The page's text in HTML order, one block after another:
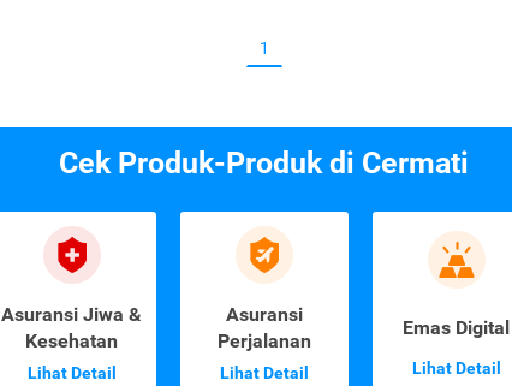
1
Cek Produk-Produk di Cermati
Asuransi Jiwa &
Kesehatan
Lihat Detail
Asuransi
Perjalanan
Lihat Detail
Emas Digital
Lihat Detail